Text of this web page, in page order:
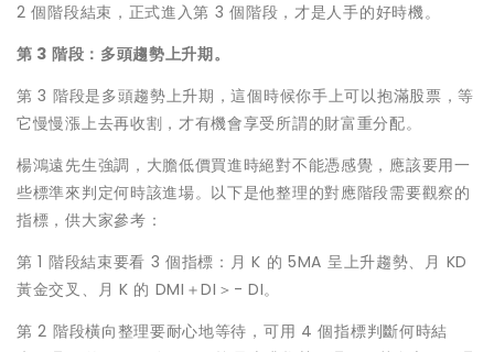
2 個階段結束，正式進入第 3 個階段，才是人手的好時機。
第 3 階段：多頭趨勢上升期。
第 3 階段是多頭趨勢上升期，這個時候你手上可以抱滿股票，等
它慢慢漲上去再收割，才有機會享受所謂的財富重分配。
楊鴻遠先生強調，大膽低價買進時絕對不能憑感覺，應該要用一
些標準來判定何時該進場。以下是他整理的對應階段需要觀察的
指標，供大家參考：
第 1 階段結束要看 3 個指標：月 K 的 5MA 呈上升趨勢、月 KD
黃金交叉、月 K 的 DMI＋DI＞- DI。
第 2 階段橫向整理要耐心地等待，可用 4 個指標判斷何時結